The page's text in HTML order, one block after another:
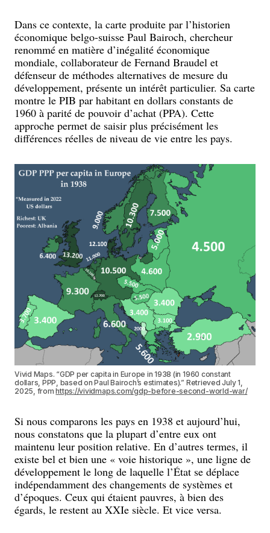
Dans ce contexte, la carte produite par l’historien
économique belgo-suisse Paul Bairoch, chercheur
renommé en matière d’inégalité économique
mondiale, collaborateur de Fernand Braudel et
défenseur de méthodes alternatives de mesure du
développement, présente un intérêt particulier. Sa carte
montre le PIB par habitant en dollars constants de
1960 à parité de pouvoir d’achat (PPA). Cette
approche permet de saisir plus précisément les
différences réelles de niveau de vie entre les pays.
Vivid Maps. “GDP per capita in Europe in 1938 (in 1960 constant
dollars, PPP, based on Paul Bairoch’s estimates).” Retrieved July 1,
2025, fromhttps://vividmaps.com/gdp-before-second-world-war/
Si nous comparons les pays en 1938 et aujourd’hui,
nous constatons que la plupart d’entre eux ont
maintenu leur position relative. En d’autres termes, il
existe bel et bien une « voie historique », une ligne de
développement le long de laquelle l’État se déplace
indépendamment des changements de systèmes et
d’époques. Ceux qui étaient pauvres, à bien des
égards, le restent au XXIe siècle. Et vice versa.